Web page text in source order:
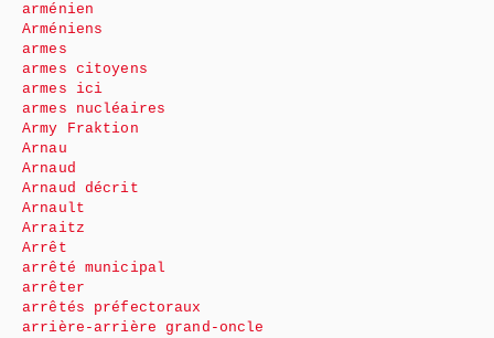
arménien
Arméniens
armes
armes citoyens
armes ici
armes nucléaires
Army Fraktion
Arnau
Arnaud
Arnaud décrit
Arnault
Arraitz
Arrêt
arrêté municipal
arrêter
arrêtés préfectoraux
arrière-arrière grand-oncle